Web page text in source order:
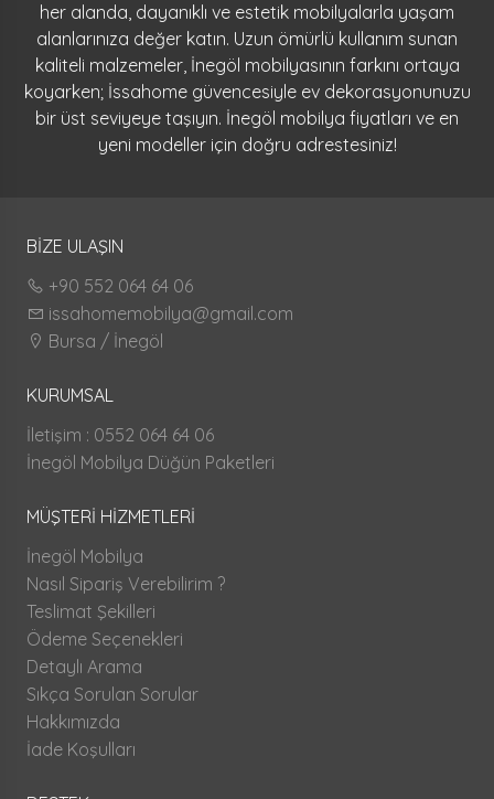
her alanda, dayanıklı ve estetik mobilyalarla yaşam
alanlarınıza değer katın. Uzun ömürlü kullanım sunan
kaliteli malzemeler, İnegöl mobilyasının farkını ortaya
koyarken; İssahome güvencesiyle ev dekorasyonunuzu
bir üst seviyeye taşıyın. İnegöl mobilya fiyatları ve en
yeni modeller için doğru adrestesiniz!
BİZE ULAŞIN
+90 552 064 64 06
issahomemobilya@gmail.com
Bursa / İnegöl
KURUMSAL
İletişim : 0552 064 64 06
İnegöl Mobilya Düğün Paketleri
MÜŞTERİ HİZMETLERİ
İnegöl Mobilya
Nasıl Sipariş Verebilirim ?
Teslimat Şekilleri
Ödeme Seçenekleri
Detaylı Arama
Sıkça Sorulan Sorular
Hakkımızda
İade Koşulları